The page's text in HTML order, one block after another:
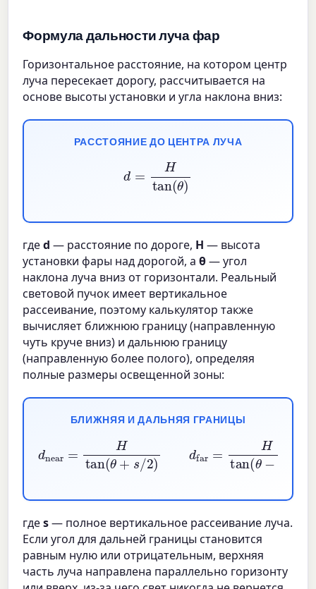
Формула дальности луча фар
Горизонтальное расстояние, на котором центр
луча пересекает дорогу, рассчитывается на
основе высоты установки и угла наклона вниз:
РАССТОЯНИЕ ДО ЦЕНТРА ЛУЧА
tan(
гдеd — расстояние по дороге, H — высота
установки фары над дорогой, аθ— угол
наклона луча вниз от горизонтали. Реальный
световой пучок имеет вертикальное
рассеивание, поэтому калькулятор также
вычисляет ближнюю границу (направленную
чуть круче вниз) и дальнюю границу
(направленную более полого), определяя
полные размеры освещенной зоны:
БЛИЖНЯЯ И ДАЛЬНЯЯ ГРАНИЦЫ
tan(θ 2)
гдеs— полное вертикальное рассеивание луча.
Если угол для дальней границы становится
равным нулю или отрицательным, верхняя
часть луча направлена параллельно горизонту